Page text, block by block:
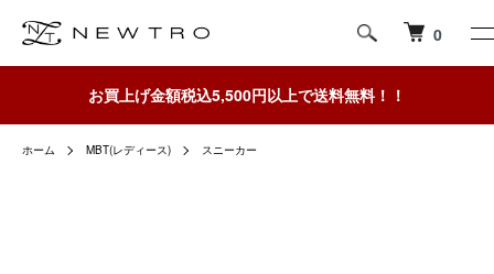
0
お買上げ金額税込5,500円以上で送料無料！！
ホーム MBT(レディース) スニーカー